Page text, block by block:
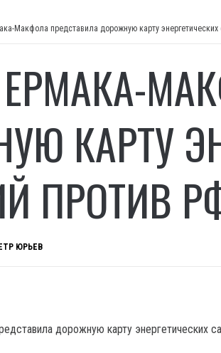
Макфола представила дорожную карту энергетических
КАРТУ
ПРОТИВ
ЮРЬЕВ